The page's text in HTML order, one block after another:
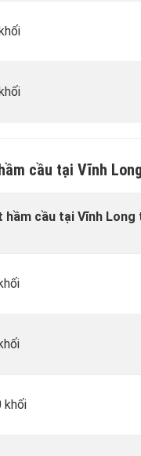
cầu tại Vĩnh
hầm cầu tại Vĩnh
khối